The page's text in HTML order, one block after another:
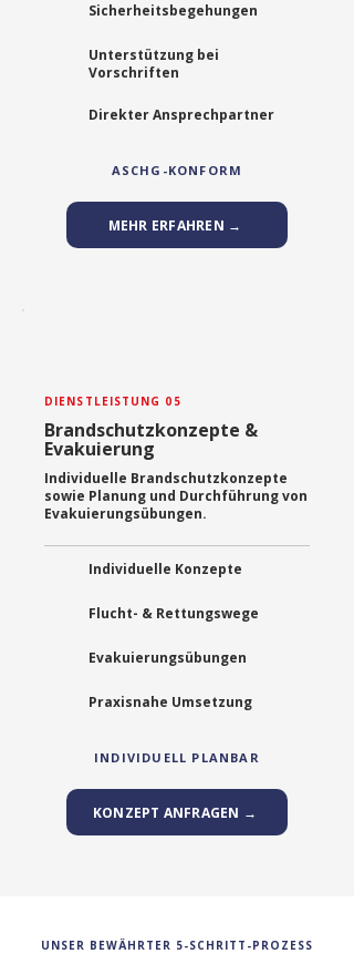
Sicherheitsbegehungen
Unterstützung bei
Vorschriften
Direkter Ansprechpartner
ASCHG-KONFORM
MEHR ERFAHREN →
DIENSTLEISTUNG 05
Brandschutzkonzepte &
Evakuierung
Individuelle Brandschutzkonzepte
sowie Planung und Durchführung von
Evakuierungsübungen.
Individuelle Konzepte
Flucht- & Rettungswege
Evakuierungsübungen
Praxisnahe Umsetzung
INDIVIDUELL PLANBAR
KONZEPT ANFRAGEN →
UNSER BEWÄHRTER 5-SCHRITT-PROZESS